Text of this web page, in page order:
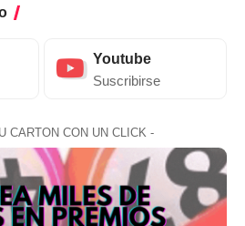
Youtube
Suscribirse
CARTON CON UN CLICK -